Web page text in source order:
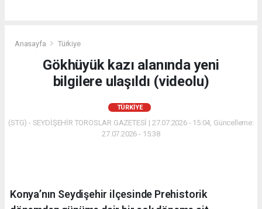
Anasayfa Türkiye
Gökhüyük kazı alanında yeni
bilgilere ulaşıldı (videolu)
TÜRKIYE
(STG) - SEYDİŞEHİR TOROSLAR GAZETESİ | 27.07.2026 - 15:04, Güncelleme:
27.07.2026 - 15:38
Konya’nın Seydişehir ilçesinde Prehistorik